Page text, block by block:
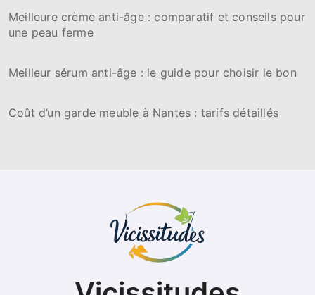
Meilleure crème anti-âge : comparatif et conseils pour
une peau ferme
Meilleur sérum anti-âge : le guide pour choisir le bon
Coût d’un garde meuble à Nantes : tarifs détaillés